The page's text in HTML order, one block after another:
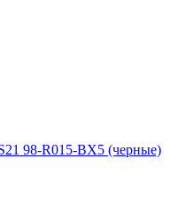
98-R015-BX5 (черные)